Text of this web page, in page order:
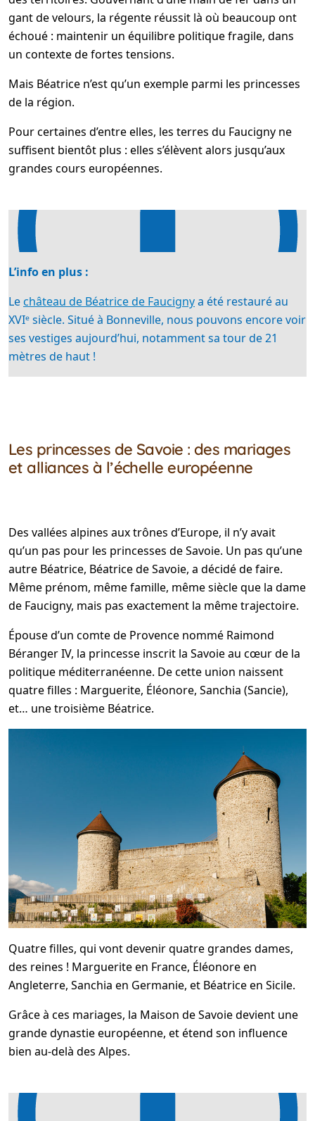
gant de velours, la régente réussit là où beaucoup ont
échoué : maintenir un équilibre politique fragile, dans
un contexte de fortes tensions.
Mais Béatrice n’est qu’un exemple parmi les princesses
de la région.
Pour certaines d’entre elles, les terres du Faucigny ne
suffisent bientôt plus : elles s’élèvent alors jusqu’aux
grandes cours européennes.
L’info en plus :
Lechâteau de Béatrice de Faucignya été restauré au
XVIᵉ siècle. Situé à Bonneville, nous pouvons encore voir
ses vestiges aujourd’hui, notamment sa tour de 21
mètres de haut !
Les princesses de Savoie : des mariages
et alliances à l’échelle européenne
Des vallées alpines aux trônes d’Europe, il n’y avait
qu’un pas pour les princesses de Savoie. Un pas qu’une
autre Béatrice, Béatrice de Savoie, a décidé de faire.
Même prénom, même famille, même siècle que la dame
de Faucigny, mais pas exactement la même trajectoire.
Épouse d’un comte de Provence nommé Raimond
Béranger IV, la princesse inscrit la Savoie au cœur de la
politique méditerranéenne. De cette union naissent
quatre filles : Marguerite, Éléonore, Sanchia (Sancie),
et… une troisième Béatrice.
Quatre filles, qui vont devenir quatre grandes dames,
des reines ! Marguerite en France, Éléonore en
Angleterre, Sanchia en Germanie, et Béatrice en Sicile.
Grâce à ces mariages, la Maison de Savoie devient une
grande dynastie européenne, et étend son influence
bien au-delà des Alpes.